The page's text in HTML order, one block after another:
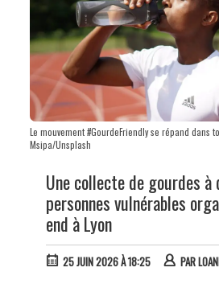
Le mouvement #GourdeFriendly se répand dans
Msipa/Unsplash
Une collecte de gourdes
personnes vulnérables
end à Lyon
25 JUIN 2026 À 18:25 PAR